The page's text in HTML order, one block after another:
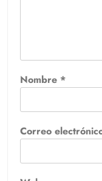
Nombre *
Correo